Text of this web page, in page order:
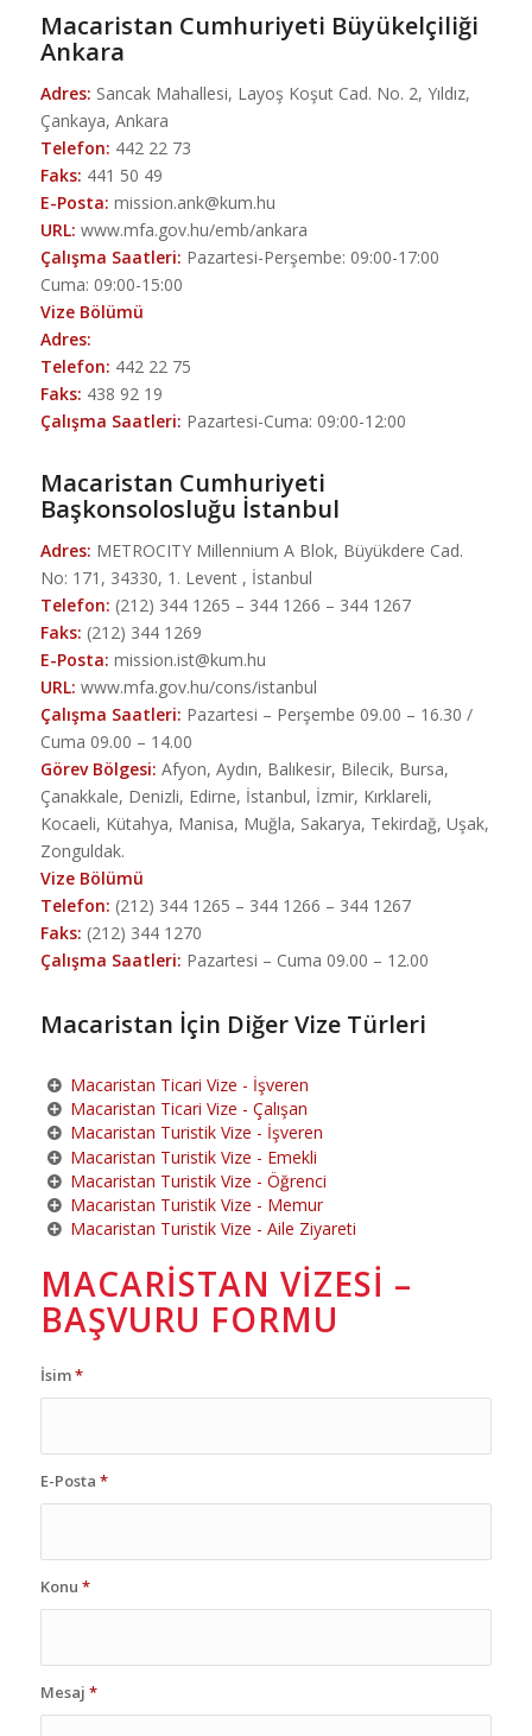
Macaristan Cumhuriyeti Büyükelçiliği
Ankara
Adres: Sancak Mahallesi, Layoş Koşut Cad. No. 2, Yıldız,
Çankaya, Ankara
Telefon: 442 22 73
Faks: 441 50 49
E-Posta: mission.ank@kum.hu
URL: www.mfa.gov.hu/emb/ankara
Çalışma Saatleri: Pazartesi-Perşembe: 09:00-17:00
Cuma: 09:00-15:00
Vize Bölümü
Adres:
Telefon: 442 22 75
Faks: 438 92 19
Çalışma Saatleri: Pazartesi-Cuma: 09:00-12:00
Macaristan Cumhuriyeti
Başkonsolosluğu İstanbul
Adres: METROCITY Millennium A Blok, Büyükdere Cad.
No: 171, 34330, 1. Levent , İstanbul
Telefon: (212) 344 1265 – 344 1266 – 344 1267
Faks: (212) 344 1269
E-Posta: mission.ist@kum.hu
URL: www.mfa.gov.hu/cons/istanbul
Çalışma Saatleri: Pazartesi – Perşembe 09.00 – 16.30 /
Cuma 09.00 – 14.00
Görev Bölgesi: Afyon, Aydın, Balıkesir, Bilecik, Bursa,
Çanakkale, Denizli, Edirne, İstanbul, İzmir, Kırklareli,
Kocaeli, Kütahya, Manisa, Muğla, Sakarya, Tekirdağ, Uşak,
Zonguldak.
Vize Bölümü
Telefon: (212) 344 1265 – 344 1266 – 344 1267
Faks: (212) 344 1270
Çalışma Saatleri: Pazartesi – Cuma 09.00 – 12.00
Macaristan İçin Diğer Vize Türleri
Macaristan Ticari Vize - İşveren
Macaristan Ticari Vize - Çalışan
Macaristan Turistik Vize - İşveren
Macaristan Turistik Vize - Emekli
Macaristan Turistik Vize - Öğrenci
Macaristan Turistik Vize - Memur
Macaristan Turistik Vize - Aile Ziyareti
MACARISTAN VIZESI –
BAŞVURU FORMU
İsim*
E-Posta *
Konu *
Mesaj *